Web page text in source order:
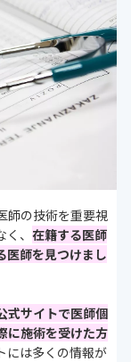
師の技術を重要視
、 在籍する医師
医師を見つけまし
式サイトで医師個
に施術を受けた方
には多くの情報が